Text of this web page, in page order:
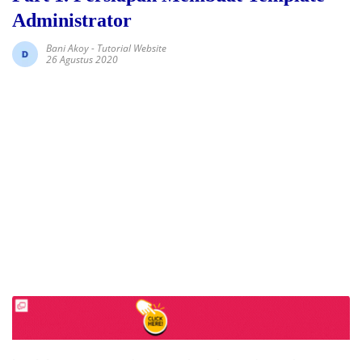
Administrator
Bani Akoy- Tutorial Website
26 Agustus 2020